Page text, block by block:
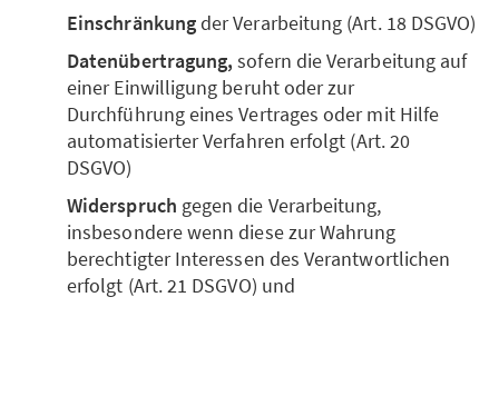
Einschränkungder Verarbeitung (Art. 18 DSGVO)
Datenübertragung,sofern die Verarbeitung auf
einer Einwilligung beruht oder zur
Durchführung eines Vertrages oder mit Hilfe
automatisierter Verfahren erfolgt (Art. 20
DSGVO)
Widerspruch gegen die Verarbeitung,
insbesondere wenn diese zur Wahrung
berechtigter Interessen des Verantwortlichen
erfolgt (Art. 21 DSGVO) und